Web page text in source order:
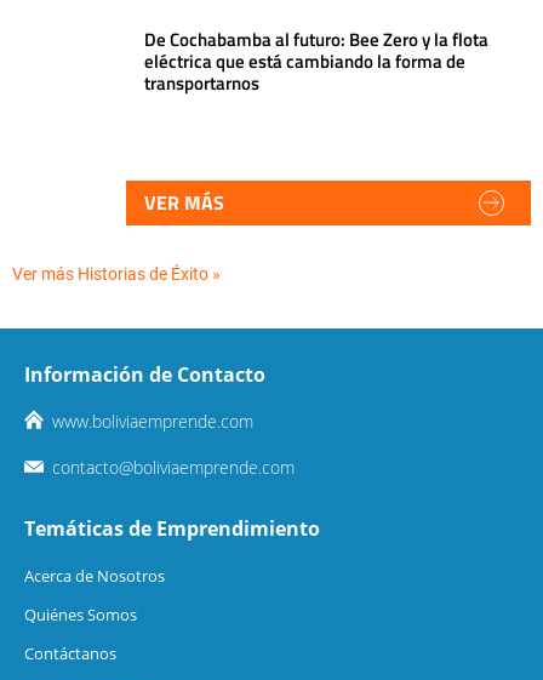
De Cochabamba al futuro: Bee Zero y la flota
eléctrica que está cambiando la forma de
transportarnos
VER MÁS
Ver más Historias de Éxito »
Información de Contacto
www.boliviaemprende.com
contacto@boliviaemprende.com
Temáticas de Emprendimiento
Acerca de Nosotros
Quiénes Somos
Contáctanos